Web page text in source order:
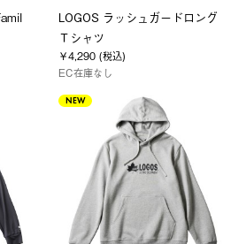
LOGOS ラッシュガードロング
Ｔシャツ
￥4,290 (税込)
EC在庫なし
NEW